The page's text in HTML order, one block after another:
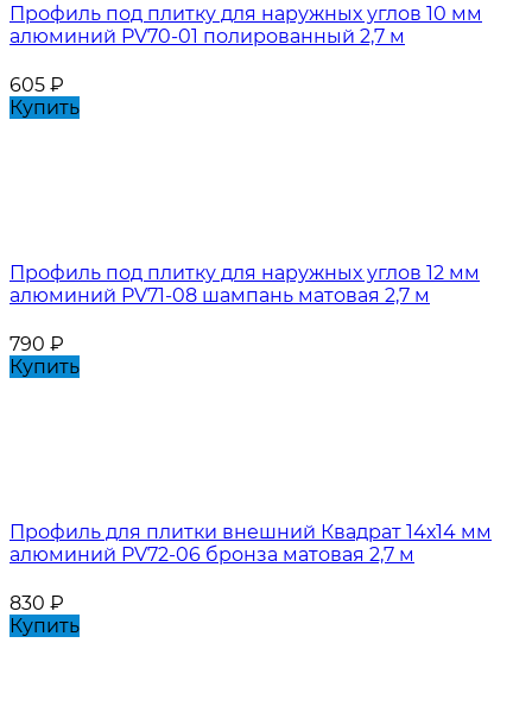
Профиль под плитку для наружных углов 10 мм
алюминий PV70-01 полированный 2,7 м
605 ₽
Купить
Профиль под плитку для наружных углов 12 мм
алюминий PV71-08 шампань матовая 2,7 м
790 ₽
Купить
Профиль для плитки внешний Квадрат 14х14 мм
алюминий PV72-06 бронза матовая 2,7 м
830 ₽
Купить